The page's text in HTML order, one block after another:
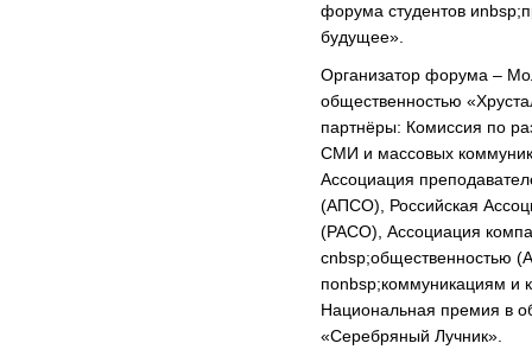
форума студентов
будущее».
Организатор форума –
общественностью
партнёры: Комиссия по
СМИ и массовых
Ассоциация
(АПСО), Российская
(РАСО), Ассоциация
сnbsp;общественностью
поnbsp;коммуникациям и
Национальная премия в
«Серебряный Лучник».